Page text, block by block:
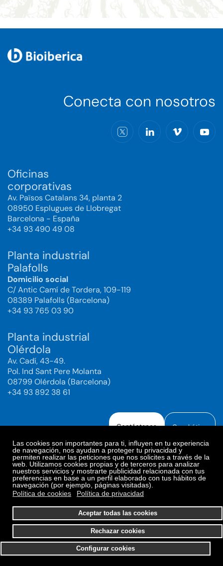
Las cookies son importantes para ti, influyen en tu experiencia
de navegación, nos ayudan a proteger tu privacidad y
permiten realizar las peticiones que nos solicites a través de la
web. Utilizamos cookies propias y de terceros para analizar
nuestros servicios y mostrarte publicidad relacionada con tus
preferencias en base a un perfil elaborado con tus hábitos de
navegación (por ejemplo, páginas visitadas).
Política de cookies
Política de privacidad
Configurar cookies
Aceptar todas las cookies
Rechazar cookies
Conecta con nosotros
Oficinas
corporativas
Av. Països Catalans 34, planta 2
08950 Esplugues de Llobregat
Barcelona - España
+34 93 490 49 08
Planta industrial
Palafolls
Domicilio social
C/ Antic Camí de Tordera, 109-119
08389 Palafolls (Barcelona)
+34 93 765 03 90
Planta industrial
Olérdola
Av. Cadí, 43-49.
Pol. Ind Sant Pere Molanta
08799 Olérdola (Barcelona)
+34 93 892 38 61
Contáctanos Canal ético
Aviso legal
Política de Privacidad
Política de Redes Sociales
Política de cookies
Preferencias de cookies
© 2025. Bioiberica S.A.U. Todos los derechos reservados.